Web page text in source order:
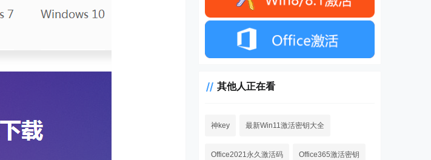
其他人正在看
神key 最新Win11激活密钥大全
Office2021永久激活码 Office365激活密钥